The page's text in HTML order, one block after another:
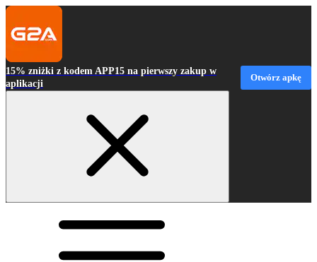
15% zniżki z kodem APP15 na pierwszy zakup w
aplikacji
Otwórz apkę